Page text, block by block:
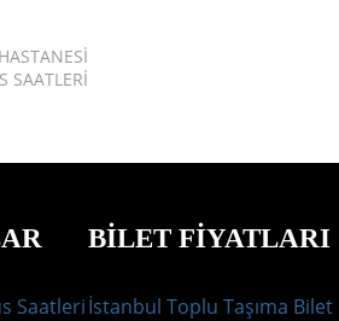
SAATLERI
Saatleri
BILET FIYATLARI
İstanbul Toplu Taşıma Bilet